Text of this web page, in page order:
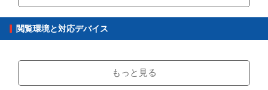
4.端末設備等規則(II)
5.有線電気通信設備令、不正アクセス禁止法、電子署名法
閲覧環境と対応デバイス
ブラウザビューア・PC版ConTenDoビューア・モバイルビューア
もっと見る